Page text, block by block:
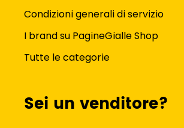
Condizioni generali di servizio
I brand su PagineGialle Shop
Tutte le categorie
Sei un venditore?